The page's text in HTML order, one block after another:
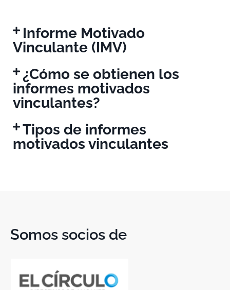
Informe Motivado
Vinculante (IMV)
¿Cómo se obtienen los
informes motivados
vinculantes?
Tipos de informes
motivados vinculantes
Somos socios de